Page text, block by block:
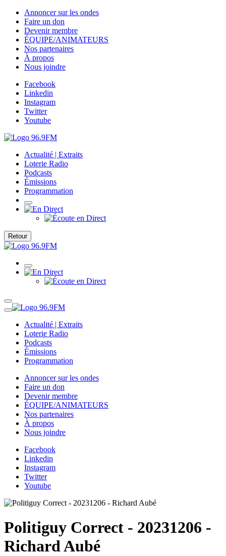
Annoncer sur les ondes
Faire un don
Devenir membre
ÉQUIPE/ANIMATEURS
Nos partenaires
À propos
Nous joindre
Facebook
Linkedin
Instagram
Twitter
Youtube
Actualité | Extraits
Loterie Radio
Podcasts
Émissions
Programmation
Retour
Actualité | Extraits
Loterie Radio
Podcasts
Émissions
Programmation
Annoncer sur les ondes
Faire un don
Devenir membre
ÉQUIPE/ANIMATEURS
Nos partenaires
À propos
Nous joindre
Facebook
Linkedin
Instagram
Twitter
Youtube
Politiguy Correct - 20231206 -
Richard Aubé